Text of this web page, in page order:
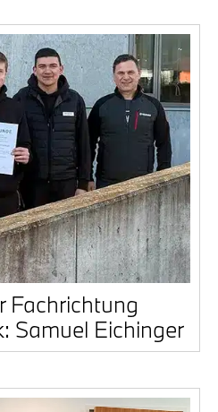
Fach­rich­tung
Samu­el Eichin­ger